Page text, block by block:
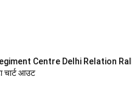
Centre Delhi Relation
चार्ट आउट